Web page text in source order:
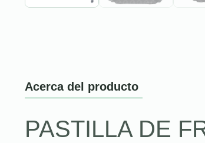
Acerca del producto
PASTILLA DE